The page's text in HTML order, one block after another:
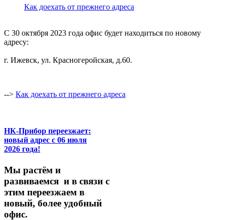
Как доехать от прежнего адреса
С 30 октября 2023 года офис будет находиться по новому
адресу:
г. Ижевск, ул. Красногеройская, д.60.
--> Как доехать от прежнего адреса
НК-Прибор переезжает:
новый адрес с 06 июля
2026 года!
Мы растём и
развиваемся и в связи с
этим переезжаем в
новый, более удобный
офис.